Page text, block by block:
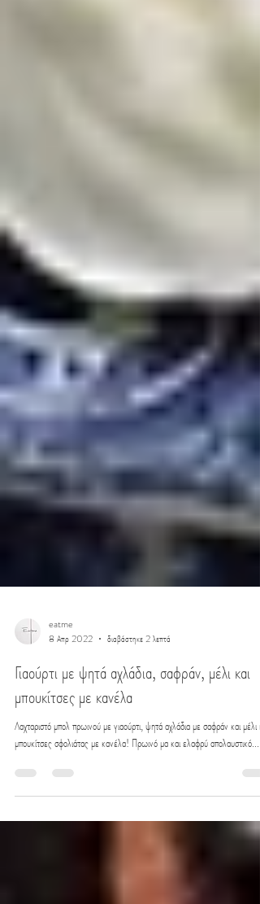
8 Απρ 2022
διαβάστηκε 2 λεπτά
Γιαούρτι με ψητά αχλάδια, σαφράν, μέλι και
μπουκίτσες με κανέλα
Λαχταριστό μπολ πρωινού με γιαούρτι, ψητά αχλάδια με σαφράν και μέλι και